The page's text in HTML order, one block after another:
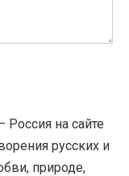
Россия на сайте
русских и
природе,